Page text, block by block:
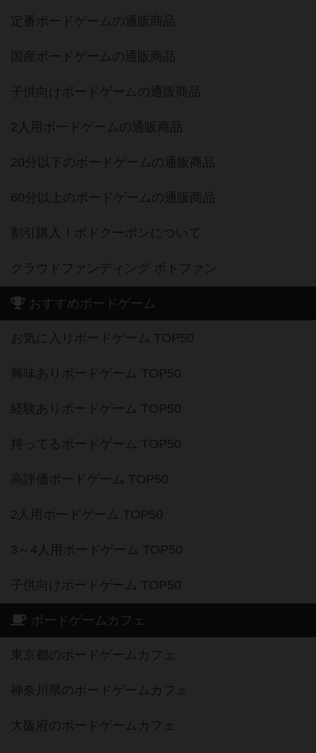
定番ボードゲームの通販商品
国産ボードゲームの通販商品
子供向けボードゲームの通販商品
2人用ボードゲームの通販商品
20分以下のボードゲームの通販商品
60分以上のボードゲームの通販商品
割引購入！ボドクーポンについて
クラウドファンディング ボドファン
おすすめボードゲーム
お気に入りボードゲーム TOP50
興味ありボードゲーム TOP50
経験ありボードゲーム TOP50
持ってるボードゲーム TOP50
高評価ボードゲーム TOP50
2人用ボードゲーム TOP50
3～4人用ボードゲーム TOP50
子供向けボードゲーム TOP50
ボードゲームカフェ
東京都のボードゲームカフェ
神奈川県のボードゲームカフェ
大阪府のボードゲームカフェ